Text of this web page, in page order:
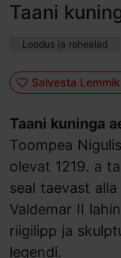
Taani
Loodus ja rohealad
Salvesta
Taani kuninga
Toompea
olevat 1219. a
seal taevast
Valdemar II
riigilipp ja
legendi.